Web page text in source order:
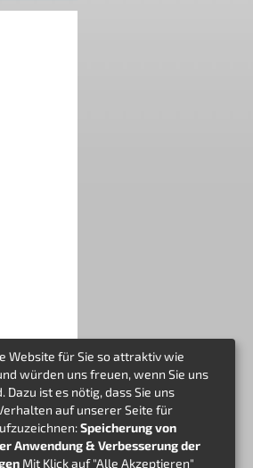
Website für Sie so attraktiv wie
würden uns freuen, wenn Sie uns
Dazu ist es nötig, dass Sie uns
auf unserer Seite für
Speicherung von
Anwendung & Verbesserung der
Mit Klick auf "Alle Akzeptieren"